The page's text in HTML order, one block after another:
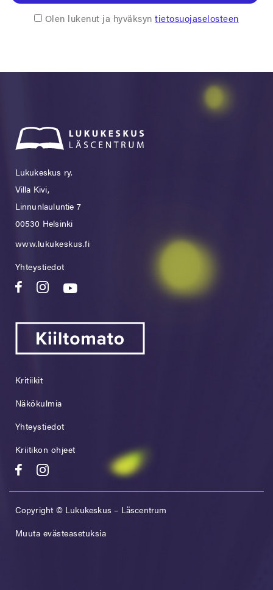
Olen lukenut ja hyväksyntietosuojaselosteen
Lukukeskus ry.
Villa Kivi,
Linnunlauluntie 7
00530 Helsinki
www.lukukeskus.fi
Yhteystiedot
Kritiikit
Näkökulmia
Yhteystiedot
Kriitikon ohjeet
Copyright © Lukukeskus – Läscentrum
Muuta evästeasetuksia